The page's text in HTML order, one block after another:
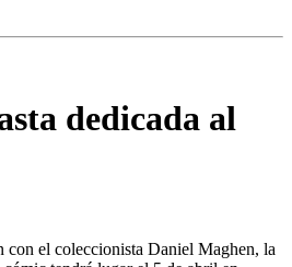
dedicada al
con el coleccionista Daniel Maghen, la